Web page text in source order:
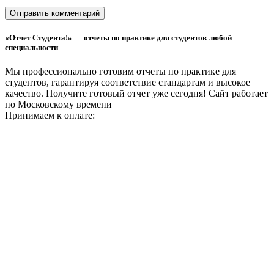
«Отчет Студента!» — отчеты по практике для студентов любой
специальности
Мы профессионально готовим отчеты по практике для
студентов, гарантируя соответствие стандартам и высокое
качество. Получите готовый отчет уже сегодня! Сайт работает
по Московскому времени
Принимаем к оплате: